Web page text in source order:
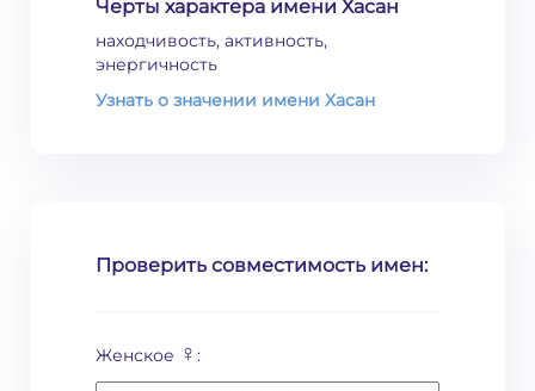
Черты характера имени Хасан
находчивость, активность,
энергичность
Узнать о значении имени Хасан
Проверить совместимость имен:
Женское ♀ :